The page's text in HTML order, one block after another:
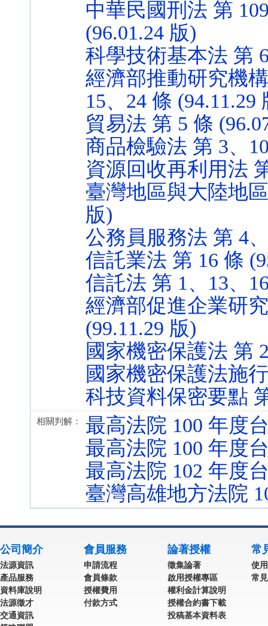
中華民國刑法 第
(96.01.24 版)
科學技術基本法 第
經濟部推動研究機
15、24 條 (94.11.29
貿易法 第 5 條
商品檢驗法 第 3、
資源回收再利用法
臺灣地區與大陸地
版)
公務員服務法 第 4
信託業法 第 16 條
信託法 第 1、13、
經濟部促進企業研
(99.11.29 版)
國家機密保護法 第
國家機密保護法施
科技資料保密要點
相關判解：
最高法院 100 年度
最高法院 100 年度
最高法院 102 年度
臺灣高雄地方法院
公司簡介
法源資訊
產品服務
資料庫說明
法源徵才
交通資訊
會員服務
申請流程
會員條款
授權費用
付款方式
論著授權
徵集論著
啟用授權專區
權利金計算說明
授權合約書下載
投稿基本資料表
常
使
常